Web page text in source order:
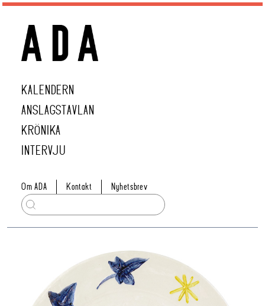
KALENDERN
ANSLAGSTAVLAN
KRÖNIKA
INTERVJU
Om ADA Kontakt Nyhetsbrev